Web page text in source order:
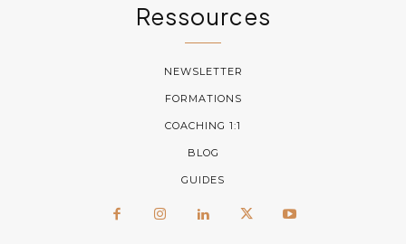
Ressources
NEWSLETTER
FORMATIONS
COACHING 1:1
BLOG
GUIDES